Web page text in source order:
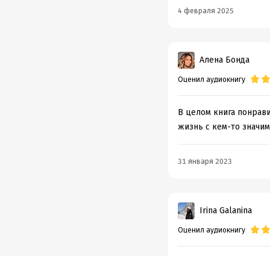
4 февраля 2025
Алена Бонда
Оценил аудиокнигу
В целом книга
жизнь с кем-то
31 января 2023
Irina Galanina
Оценил аудиокнигу